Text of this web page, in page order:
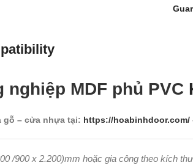
nghiệp MDF phủ PVC
gỗ – cửa nhựa tại: https://hoabinhdoor.com/
/900 x 2.200)mm hoặc gia công theo kích